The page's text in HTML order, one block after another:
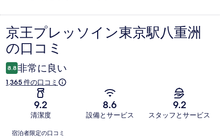
口
コ
ミ
京王プレッソイン東京駅八重洲
の口コミ
8.8 非常に良い
1,365 件の口コミ
9.2
清潔度
8.6
設備とサービス
9.2
スタッフとサービス
口
宿泊者限定の口コミ